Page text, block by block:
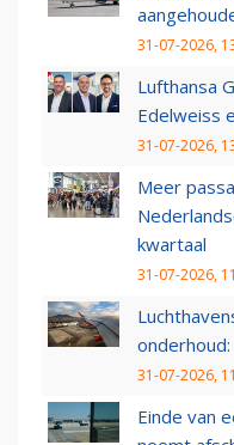
31-07-2026,
Lufthansa
Edelweiss
31-07-2026,
Meer
kwartaal
31-07-2026,
31-07-2026,
Einde van